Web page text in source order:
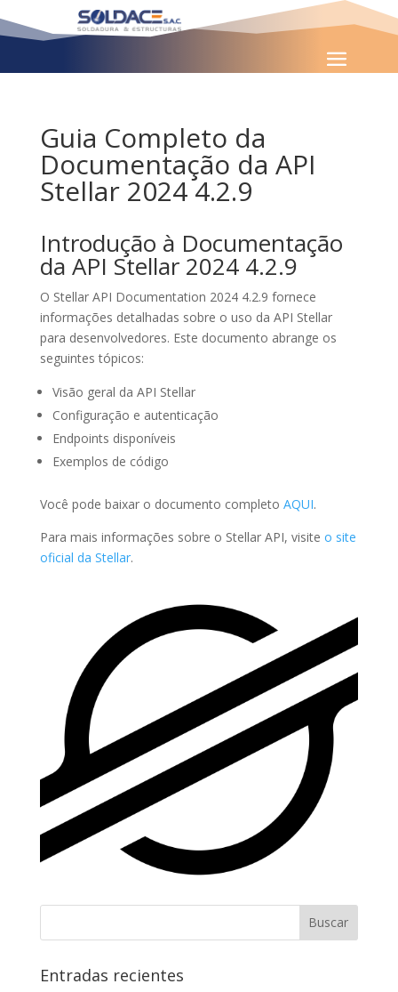
Guia Completo da
Documentação da API
Stellar 2024 4.2.9
Introdução à Documentação
da API Stellar 2024 4.2.9
O Stellar API Documentation 2024 4.2.9 fornece
informações detalhadas sobre o uso da API Stellar
para desenvolvedores. Este documento abrange os
seguintes tópicos:
Visão geral da API Stellar
Configuração e autenticação
Endpoints disponíveis
Exemplos de código
Você pode baixar o documento completo AQUI.
Para mais informações sobre o Stellar API, visite o site
oficial da Stellar.
Entradas recientes